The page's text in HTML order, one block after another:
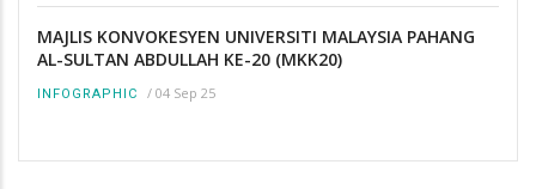
MAJLIS KONVOKESYEN UNIVERSITI MALAYSIA PAHANG
AL-SULTAN ABDULLAH KE-20 (MKK20)
INFOGRAPHIC / 04 Sep 25